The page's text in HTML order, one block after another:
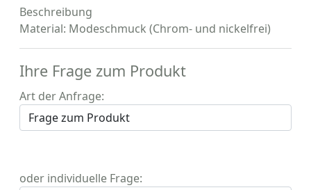
Beschreibung
Material: Modeschmuck (Chrom- und nickelfrei)
Ihre Frage zum Produkt
Art der Anfrage:
oder individuelle Frage: